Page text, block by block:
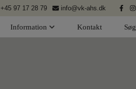
+45 97 17 28 79 info@vk-ahs.dk
Information Kontakt Søg